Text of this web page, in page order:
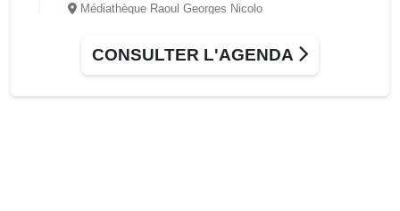
Médiathèque Raoul Georges Nicolo
CONSULTER L'AGENDA